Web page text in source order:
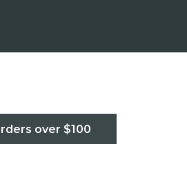
over $100